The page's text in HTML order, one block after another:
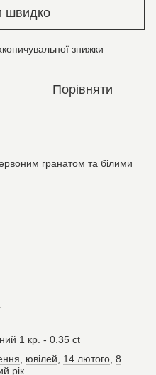
швидко
знижки
Порівняти
гранатом та білими
1 кр. - 0.35 ct
ювілей 14 лютого 8
рік